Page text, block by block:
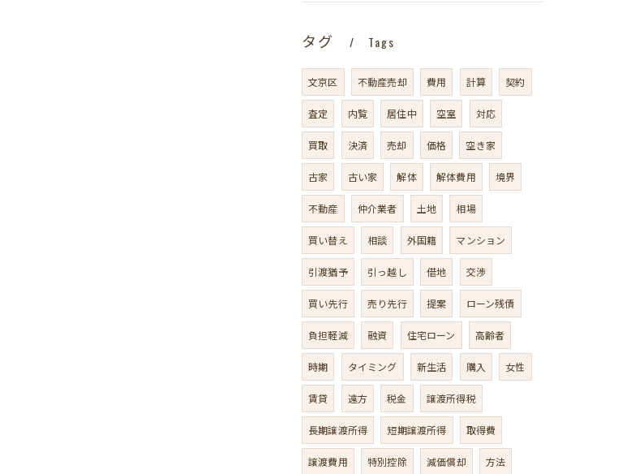
タグ Tags
文京区 不動産売却 費用 計算 契約
査定 内覧 居住中 空室 対応
買取 決済 売却 価格 空き家
古家 古い家 解体 解体費用 境界
不動産 仲介業者 土地 相場
買い替え 相談 外国籍 マンション
引渡猶予 引っ越し 借地 交渉
買い先行 売り先行 提案 ローン残債
負担軽減 融資 住宅ローン 高齢者
時期 タイミング 新生活 購入 女性
賃貸 遠方 税金 譲渡所得税
長期譲渡所得 短期譲渡所得 取得費
譲渡費用 特別控除 減価償却 方法